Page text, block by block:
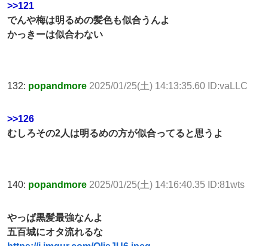
>>121
でんや梅は明るめの髪色も似合うんよ
かっきーは似合わない
132: popandmore 2025/01/25(土) 14:13:35.60 ID:vaLLC
>>126
むしろその2人は明るめの方が似合ってると思うよ
140: popandmore 2025/01/25(土) 14:16:40.35 ID:81wts
やっぱ黒髪最強なんよ
五百城にオタ流れるな